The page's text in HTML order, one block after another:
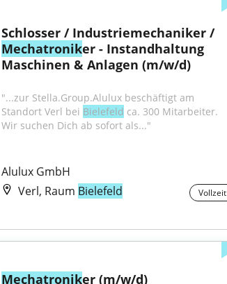
Schlosser / Industriemechaniker /
Mechatroniker - Instandhaltung
Maschinen & Anlagen (m/w/d)
"...zur Stella.Group.Alulux beschäftigt am
Standort Verl bei Bielefeld ca. 300 Mitarbeiter.
Wir suchen Dich ab sofort als..."
Alulux GmbH
Verl, Raum Bielefeld Vollzeit
Mechatroniker (m/w/d)